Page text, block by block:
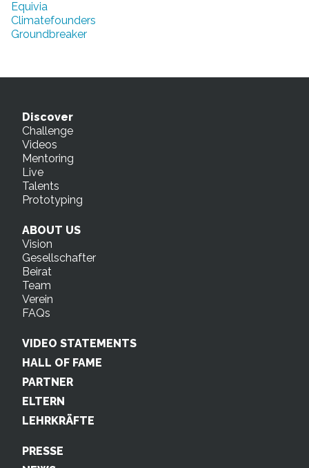
Equivia
Climatefounders
Groundbreaker
Discover
Challenge
Videos
Mentoring
Live
Talents
Prototyping
ABOUT US
Vision
Gesellschafter
Beirat
Team
Verein
FAQs
VIDEO STATEMENTS
HALL OF FAME
PARTNER
ELTERN
LEHRKRÄFTE
PRESSE